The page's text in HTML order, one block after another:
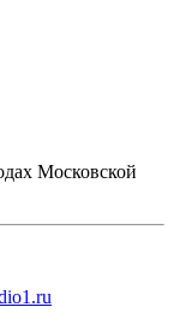
Московской